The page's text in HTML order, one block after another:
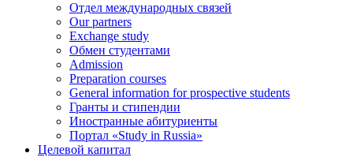
Отдел международных связей
Our partners
Exchange study
Обмен студентами
Admission
Preparation courses
General information for prospective students
Гранты и стипендии
Иностранные абитуриенты
Портал «Study in Russia»
Целевой капитал